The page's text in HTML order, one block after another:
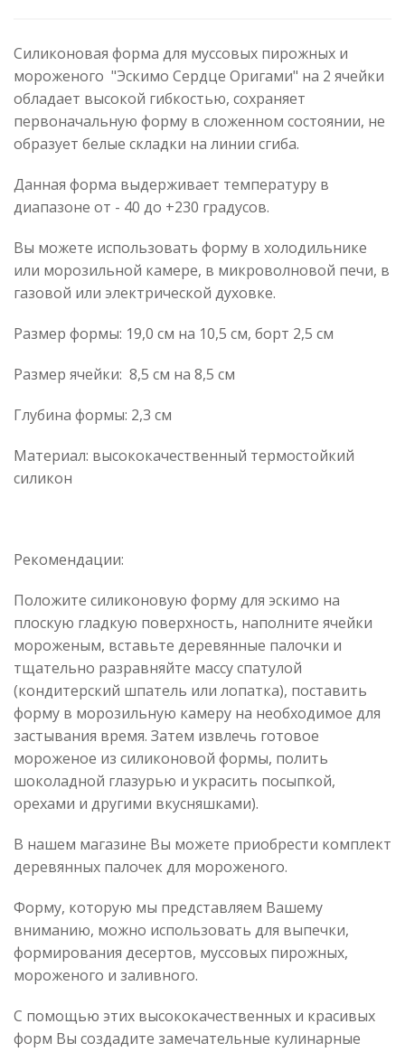
Силиконовая форма для муссовых пирожных и
мороженого "Эскимо Сердце Оригами" на 2 ячейки
обладает высокой гибкостью, сохраняет
первоначальную форму в сложенном состоянии, не
образует белые складки на линии сгиба.
Данная форма выдерживает температуру в
диапазоне от - 40 до +230 градусов.
Вы можете использовать форму в холодильнике
или морозильной камере, в микроволновой печи, в
газовой или электрической духовке.
Размер формы: 19,0 см на 10,5 см, борт 2,5 см
Размер ячейки: 8,5 см на 8,5 см
Глубина формы: 2,3 см
Материал: высококачественный термостойкий
силикон
Рекомендации:
Положите силиконовую форму для эскимо на
плоскую гладкую поверхность, наполните ячейки
мороженым, вставьте деревянные палочки и
тщательно разравняйте массу спатулой
(кондитерский шпатель или лопатка), поставить
форму в морозильную камеру на необходимое для
застывания время. Затем извлечь готовое
мороженое из силиконовой формы, полить
шоколадной глазурью и украсить посыпкой,
орехами и другими вкусняшками).
В нашем магазине Вы можете приобрести комплект
деревянных палочек для мороженого.
Форму, которую мы представляем Вашему
вниманию, можно использовать для выпечки,
формирования десертов, муссовых пирожных,
мороженого и заливного.
С помощью этих высококачественных и красивых
форм Вы создадите замечательные кулинарные